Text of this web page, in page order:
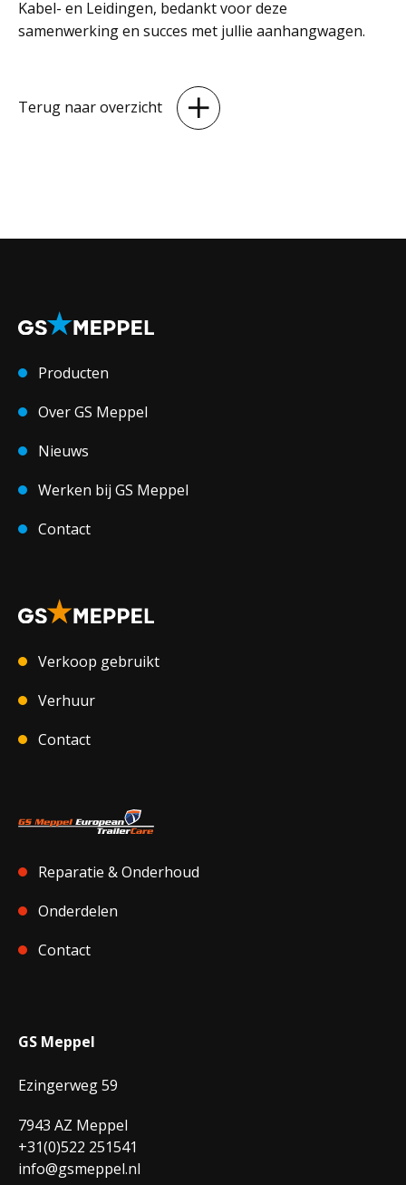
Kabel- en Leidingen, bedankt voor deze
samenwerking en succes met jullie aanhangwagen.
Terug naar overzicht
GS Meppel
Ezingerweg 59
7943 AZ Meppel
+31(0)522 251541
info@gsmeppel.nl
Producten
Over GS Meppel
Nieuws
Werken bij GS Meppel
Contact
Verkoop gebruikt
Verhuur
Contact
Reparatie & Onderhoud
Onderdelen
Contact